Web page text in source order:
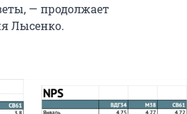
— продолжает
Лысенко.